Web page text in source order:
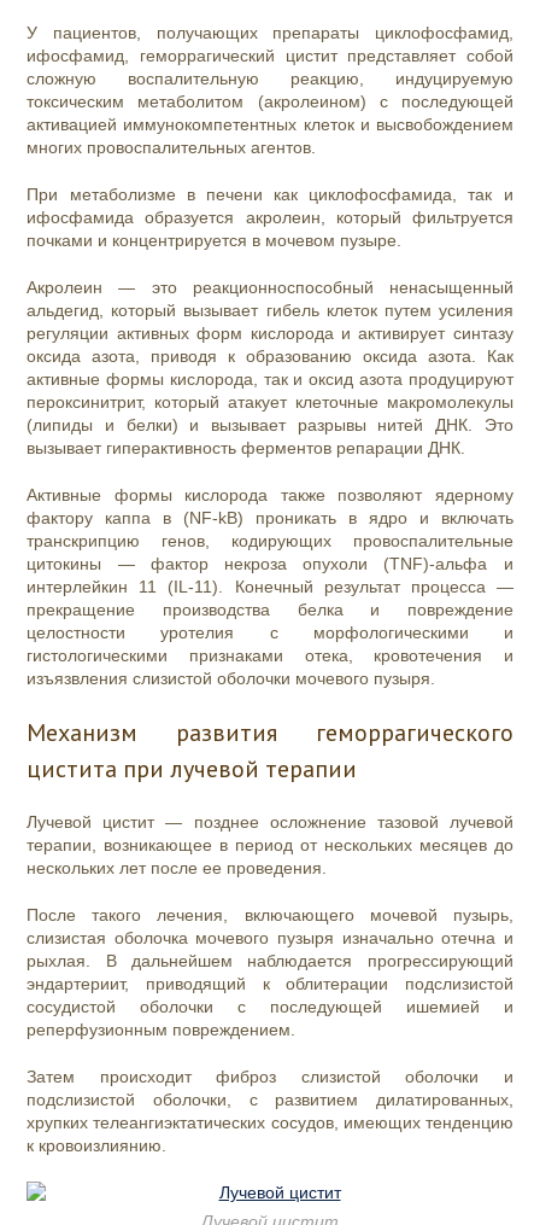
У пациентов, получающих препараты циклофосфамид,
ифосфамид, геморрагический цистит представляет собой
сложную воспалительную реакцию, индуцируемую
токсическим метаболитом (акролеином) с последующей
активацией иммунокомпетентных клеток и высвобождением
многих провоспалительных агентов.
При метаболизме в печени как циклофосфамида, так и
ифосфамида образуется акролеин, который фильтруется
почками и концентрируется в мочевом пузыре.
Акролеин — это реакционноспособный ненасыщенный
альдегид, который вызывает гибель клеток путем усиления
регуляции активных форм кислорода и активирует синтазу
оксида азота, приводя к образованию оксида азота. Как
активные формы кислорода, так и оксид азота продуцируют
пероксинитрит, который атакует клеточные макромолекулы
(липиды и белки) и вызывает разрывы нитей ДНК. Это
вызывает гиперактивность ферментов репарации ДНК.
Активные формы кислорода также позволяют ядерному
фактору каппа в (NF-kB) проникать в ядро и включать
транскрипцию генов, кодирующих провоспалительные
цитокины — фактор некроза опухоли (TNF)-альфа и
интерлейкин 11 (IL-11). Конечный результат процесса —
прекращение производства белка и повреждение
целостности уротелия с морфологическими и
гистологическими признаками отека, кровотечения и
изъязвления слизистой оболочки мочевого пузыря.
Механизм развития геморрагического
цистита при лучевой терапии
Лучевой цистит — позднее осложнение тазовой лучевой
терапии, возникающее в период от нескольких месяцев до
нескольких лет после ее проведения.
После такого лечения, включающего мочевой пузырь,
слизистая оболочка мочевого пузыря изначально отечна и
рыхлая. В дальнейшем наблюдается прогрессирующий
эндартериит, приводящий к облитерации подслизистой
сосудистой оболочки с последующей ишемией и
реперфузионным повреждением.
Затем происходит фиброз слизистой оболочки и
подслизистой оболочки, с развитием дилатированных,
хрупких телеангиэктатических сосудов, имеющих тенденцию
к кровоизлиянию.